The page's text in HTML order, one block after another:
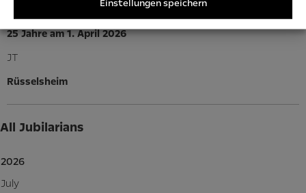
Einstellungen speichern
THORSTEN WEBER
25 Jahre am 1. April 2026
JT
Rüsselsheim
All Jubilarians
2026
July